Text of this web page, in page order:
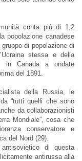
conta più di 1,2
popolazione canadese
di popolazione di
stessa e della
in Canada a ondate
del 1891.
della Russia, le
“tutti quelli che sono
da collaborazionisti
Mondiale”, cosa che
conservatore e
del Nord (29).
antisovietico di questa
antirussa alla